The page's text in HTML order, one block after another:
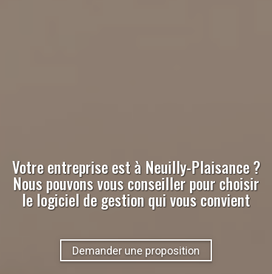
Votre entreprise est à Neuilly-Plaisance?
Nous pouvons vous conseiller pour choisir
le logiciel de gestion qui vous convient
Demander une proposition